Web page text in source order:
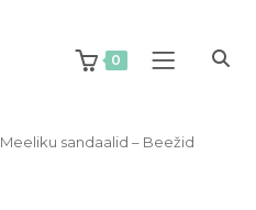
0
Meeliku sandaalid – Beežid